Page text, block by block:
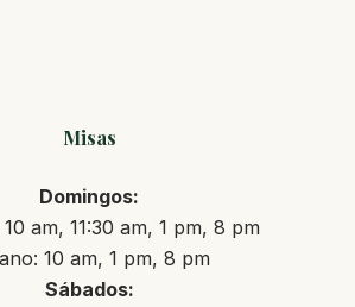
Misas
Domingos:
am, 11:30 am, 1 pm, 8 pm
10 am, 1 pm, 8 pm
Sábados: